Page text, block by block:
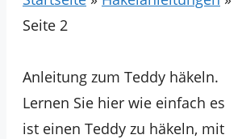
Seite 2
Anleitung zum Teddy häkeln.
Lernen Sie hier wie einfach es
ist einen Teddy zu häkeln, mit